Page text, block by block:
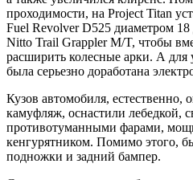
проходимости, на Project Titan
Fuel Revolver D525 диаметром
Nitto Trail Grappler M/T, чтобы
расширить колесные арки. А для
была серьезно доработана
Кузов автомобиля, естественно,
камуфляж, оснастили лебедкой,
противотуманными фарами,
кенгурятником. Помимо этого,
подножки и задний бампер.